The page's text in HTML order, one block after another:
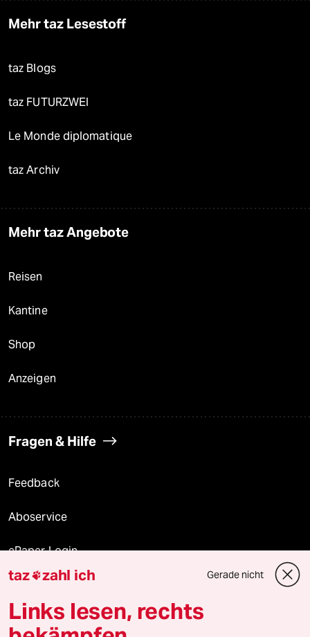
Mehr taz Lesestoff
taz Blogs
taz FUTURZWEI
Le Monde diplomatique
taz Archiv
Mehr taz Angebote
Reisen
Kantine
Shop
Anzeigen
Fragen & Hilfe
Feedback
Aboservice
ePaper Login
Downloads für Abonnierende
taz zahl ich Gerade nicht
Links lesen, rechts